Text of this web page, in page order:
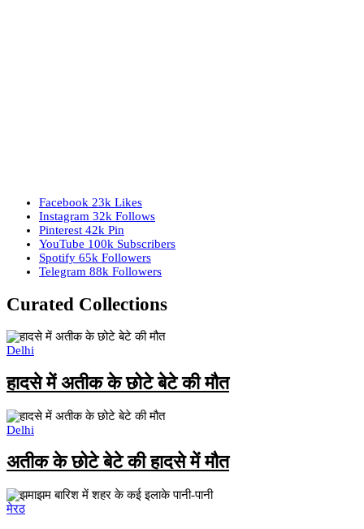
Facebook 23k Likes
Instagram 32k Follows
Pinterest 42k Pin
YouTube 100k Subscribers
Spotify 65k Followers
Telegram 88k Followers
Curated Collections
Delhi
हादसे में अतीक के छोटे बेटे की मौत
Delhi
अतीक के छोटे बेटे की हादसे में मौत
मेरठ